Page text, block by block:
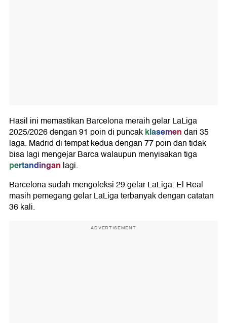
Hasil ini memastikan Barcelona meraih gelar LaLiga
2025/2026 dengan 91 poin di puncakklasemendari 35
laga. Madrid di tempat kedua dengan 77 poin dan tidak
bisa lagi mengejar Barca walaupun menyisakan tiga
pertandingan lagi.
Barcelona sudah mengoleksi 29 gelar LaLiga. El Real
masih pemegang gelar LaLiga terbanyak dengan catatan
36 kali.
ADVERTISEMENT